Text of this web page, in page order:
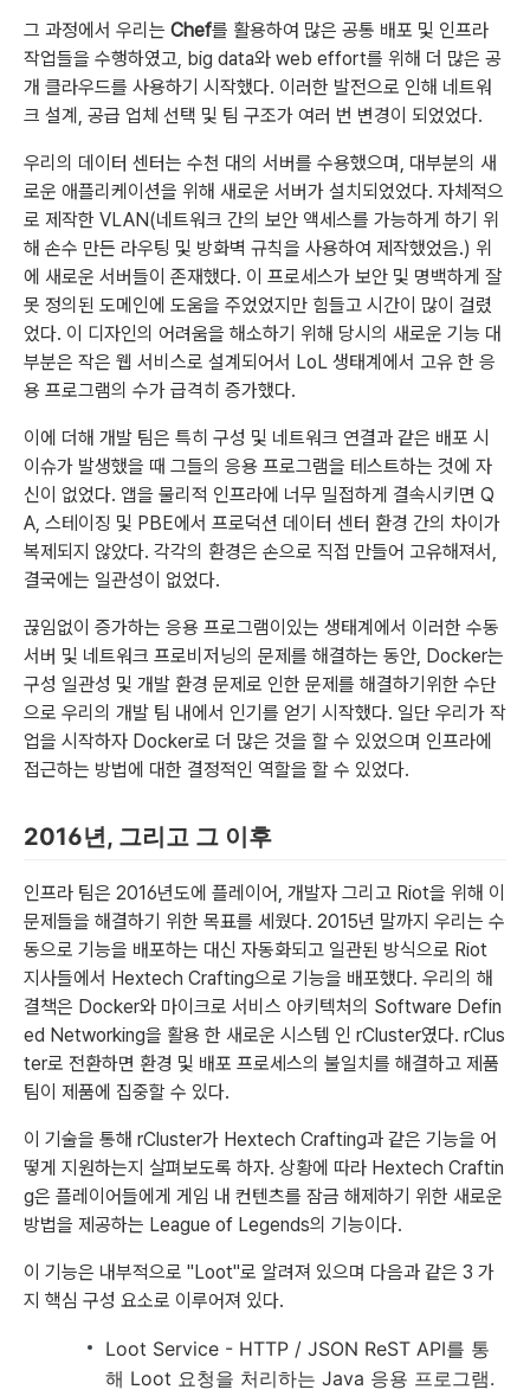
그 과정에서 우리는 Chef를 활용하여 많은 공통 배포 및 인프라
작업들을 수행하였고, big data와 web effort를 위해 더 많은 공
개 클라우드를 사용하기 시작했다. 이러한 발전으로 인해 네트워
크 설계, 공급 업체 선택 및 팀 구조가 여러 번 변경이 되었었다.
우리의 데이터 센터는 수천 대의 서버를 수용했으며, 대부분의 새
로운 애플리케이션을 위해 새로운 서버가 설치되었었다. 자체적으
로 제작한 VLAN(네트워크 간의 보안 액세스를 가능하게 하기 위
해 손수 만든 라우팅 및 방화벽 규칙을 사용하여 제작했었음.) 위
에 새로운 서버들이 존재했다. 이 프로세스가 보안 및 명백하게 잘
못 정의된 도메인에 도움을 주었었지만 힘들고 시간이 많이 걸렸
었다. 이 디자인의 어려움을 해소하기 위해 당시의 새로운 기능 대
부분은 작은 웹 서비스로 설계되어서 LoL 생태계에서 고유 한 응
용 프로그램의 수가 급격히 증가했다.
이에 더해 개발 팀은 특히 구성 및 네트워크 연결과 같은 배포 시
이슈가 발생했을 때 그들의 응용 프로그램을 테스트하는 것에 자
신이 없었다. 앱을 물리적 인프라에 너무 밀접하게 결속시키면 Q
A, 스테이징 및 PBE에서 프로덕션 데이터 센터 환경 간의 차이가
복제되지 않았다. 각각의 환경은 손으로 직접 만들어 고유해져서,
결국에는 일관성이 없었다.
끊임없이 증가하는 응용 프로그램이있는 생태계에서 이러한 수동
서버 및 네트워크 프로비저닝의 문제를 해결하는 동안, Docker는
구성 일관성 및 개발 환경 문제로 인한 문제를 해결하기위한 수단
으로 우리의 개발 팀 내에서 인기를 얻기 시작했다. 일단 우리가 작
업을 시작하자 Docker로 더 많은 것을 할 수 있었으며 인프라에
접근하는 방법에 대한 결정적인 역할을 할 수 있었다.
2016년, 그리고 그 이후
인프라 팀은 2016년도에 플레이어, 개발자 그리고 Riot을 위해 이
문제들을 해결하기 위한 목표를 세웠다. 2015년 말까지 우리는 수
동으로 기능을 배포하는 대신 자동화되고 일관된 방식으로 Riot
지사들에서 Hextech Crafting으로 기능을 배포했다. 우리의 해
결책은 Docker와 마이크로 서비스 아키텍처의 Software Defin
ed Networking을 활용 한 새로운 시스템 인 rCluster였다. rClus
ter로 전환하면 환경 및 배포 프로세스의 불일치를 해결하고 제품
팀이 제품에 집중할 수 있다.
이 기술을 통해 rCluster가 Hextech Crafting과 같은 기능을 어
떻게 지원하는지 살펴보도록 하자. 상황에 따라 Hextech Craftin
g은 플레이어들에게 게임 내 컨텐츠를 잠금 해제하기 위한 새로운
방법을 제공하는 League of Legends의 기능이다.
이 기능은 내부적으로 "Loot"로 알려져 있으며 다음과 같은 3 가
지 핵심 구성 요소로 이루어져 있다.
Loot Service - HTTP / JSON ReST API를 통
해 Loot 요청을 처리하는 Java 응용 프로그램.